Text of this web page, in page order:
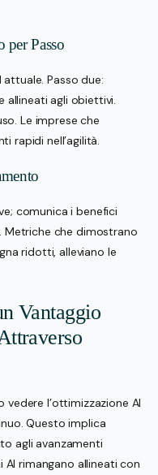
per Passo
Passo due:
allineati agli obiettivi.
Le imprese che
rapidi nell’agilità.
comunica i benefici
Metriche che dimostrano
ridotti, alleviano le
Vantaggio
l’ottimizzazione AI
Questo implica
agli avanzamenti
rimangano allineati con